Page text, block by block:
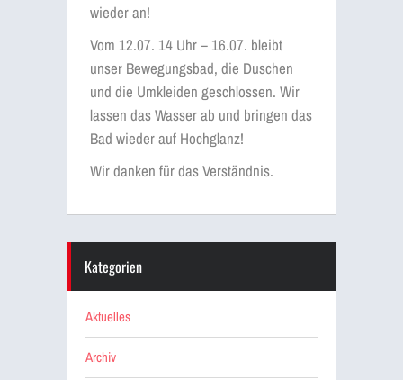
wieder an!
Vom 12.07. 14 Uhr – 16.07. bleibt
unser Bewegungsbad, die Duschen
und die Umkleiden geschlossen. Wir
lassen das Wasser ab und bringen das
Bad wieder auf Hochglanz!
Wir danken für das Verständnis.
Kategorien
Aktuelles
Archiv